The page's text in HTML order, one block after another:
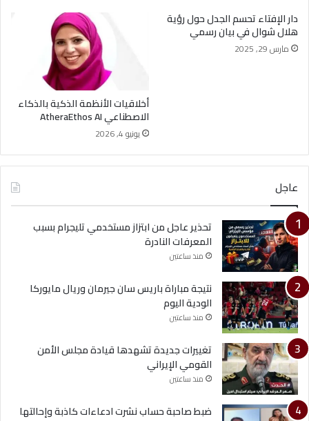
دار الإفتاء تحسم الجدل حول رؤية
هلال شوال في بيان رسمي
مارس 29, 2025
أخلاقيات الأنظمة الذكية بالذكاء
الاصطناعي AtheraEthos AI
يونيو 4, 2026
عاجل
تحذير عاجل من ابتزاز مستخدمي تليجرام بسبب
المعرفات النادرة
منذ ساعتين
نتيجة مباراة باريس سان جيرمان وريال مايوركا
الودية اليوم
منذ ساعتين
تغييرات جديدة تشهدها قيادة مجلس الأمن
القومي الإيراني
منذ ساعتين
ضبط صاحبة حساب نشرت ادعاءات كاذبة وإحالتها